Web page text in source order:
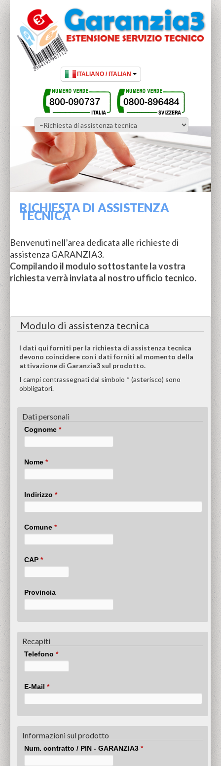
RICHIESTA DI ASSISTENZA
TECNICA
Benvenuti nell’area dedicata alle richieste di
assistenza GARANZIA3.
Compilando il modulo sottostante la vostra
richiesta verrà inviata al nostro ufficio tecnico.
Modulo di assistenza tecnica
I dati qui forniti per la richiesta di assistenza tecnica
devono coincidere con i dati forniti al momento della
attivazione di Garanzia3 sul prodotto.
I campi contrassegnati dal simbolo * (asterisco) sono
obbligatori.
Dati personali
Cognome *
Nome *
Indirizzo *
Comune *
CAP *
Provincia
Recapiti
Telefono *
E-Mail *
Informazioni sul prodotto
Num. contratto / PIN - GARANZIA3 *